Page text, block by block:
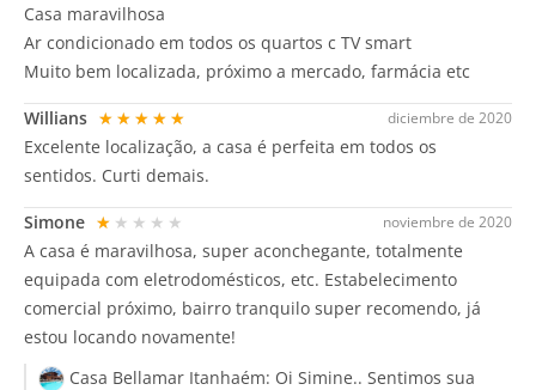
Casa maravilhosa
Ar condicionado em todos os quartos c TV smart
Muito bem localizada, próximo a mercado, farmácia etc
diciembre de 2020
Willians ★★★★★
Excelente localização, a casa é perfeita em todos os
sentidos. Curti demais.
noviembre de 2020
Simone ★★★★★
A casa é maravilhosa, super aconchegante, totalmente
equipada com eletrodomésticos, etc. Estabelecimento
comercial próximo, bairro tranquilo super recomendo, já
estou locando novamente!
Casa Bellamar Itanhaém: Oi Simine.. Sentimos sua